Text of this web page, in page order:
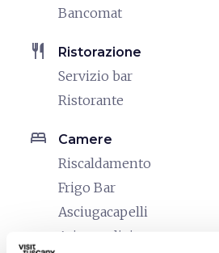
Bancomat
restaurant Ristorazione
Servizio bar
Ristorante
bed Camere
Riscaldamento
Frigo Bar
Asciugacapelli
Aria condizionata